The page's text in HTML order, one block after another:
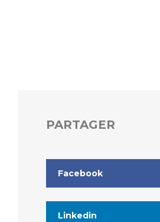
Lieu de santé sans tabac
PARTAGER
Facebook
Linkedin